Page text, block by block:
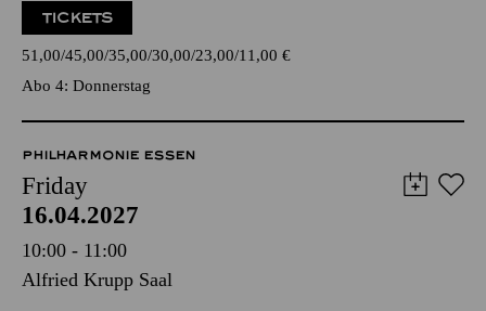
TICKETS
51,00 45,00 35,00 30,00 23,00 11,00 €
Abo 4: Donnerstag
PHILHARMONIE ESSEN
Friday
16.04.2027
10:00 - 11:00
Alfried Krupp Saal